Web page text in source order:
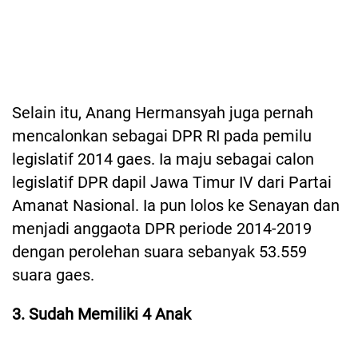
Selain itu, Anang Hermansyah juga pernah
mencalonkan sebagai DPR RI pada pemilu
legislatif 2014 gaes. Ia maju sebagai calon
legislatif DPR dapil Jawa Timur IV dari Partai
Amanat Nasional. Ia pun lolos ke Senayan dan
menjadi anggaota DPR periode 2014-2019
dengan perolehan suara sebanyak 53.559
suara gaes.
3. Sudah Memiliki 4 Anak